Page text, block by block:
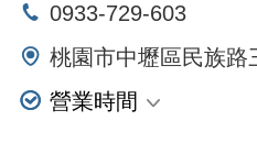
0933-729-603
桃園市中壢區民族路
營業時間